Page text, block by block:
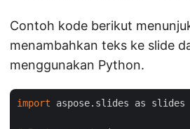
Contoh kode berikut
menambahkan teks ke slide
menggunakan Python.
import aspose.slides as slides